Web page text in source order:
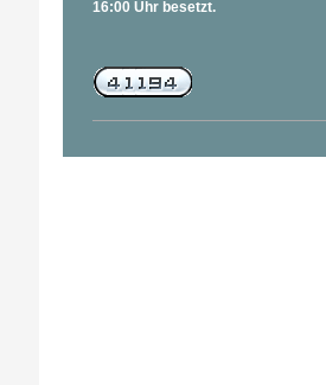
16:00 Uhr besetzt.